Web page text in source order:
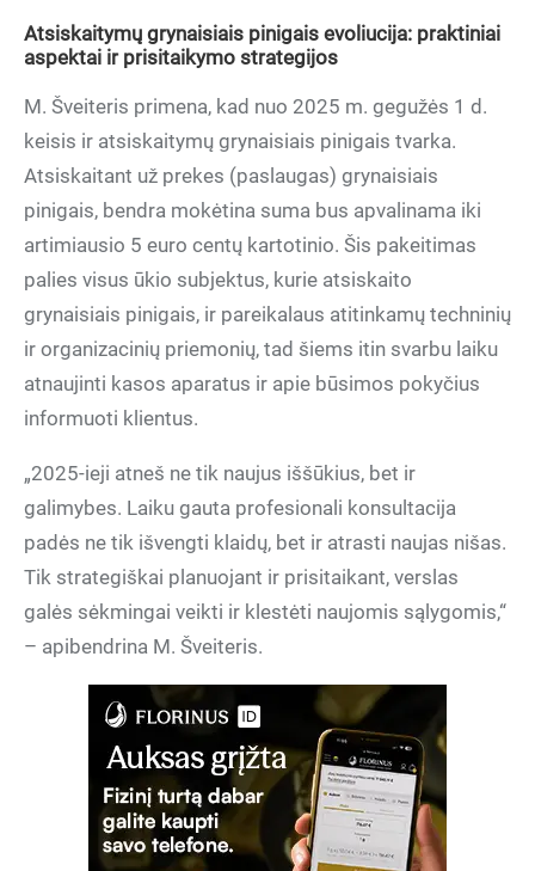
Atsiskaitymų grynaisiais pinigais evoliucija: praktiniai
aspektai ir prisitaikymo strategijos
M. Šveiteris primena, kad nuo 2025 m. gegužės 1 d.
keisis ir atsiskaitymų grynaisiais pinigais tvarka.
Atsiskaitant už prekes (paslaugas) grynaisiais
pinigais, bendra mokėtina suma bus apvalinama iki
artimiausio 5 euro centų kartotinio. Šis pakeitimas
palies visus ūkio subjektus, kurie atsiskaito
grynaisiais pinigais, ir pareikalaus atitinkamų techninių
ir organizacinių priemonių, tad šiems itin svarbu laiku
atnaujinti kasos aparatus ir apie būsimos pokyčius
informuoti klientus.
„2025-ieji atneš ne tik naujus iššūkius, bet ir
galimybes. Laiku gauta profesionali konsultacija
padės ne tik išvengti klaidų, bet ir atrasti naujas nišas.
Tik strategiškai planuojant ir prisitaikant, verslas
galės sėkmingai veikti ir klestėti naujomis sąlygomis,“
– apibendrina M. Šveiteris.